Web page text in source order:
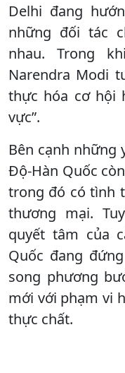
Delhi đang
những đối tác
nhau. Trong
Narendra Modi
thực hóa cơ hội
vực”.
Bên cạnh những
Độ-Hàn Quốc
trong đó có tình
thương mại.
quyết tâm của
Quốc đang
song phương
mới với phạm vi
thực chất.